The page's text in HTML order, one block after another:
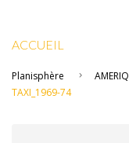
ACCUEIL
Planisphère
TAXI_1969-74